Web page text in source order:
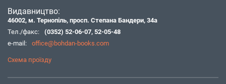
Видавництво:
46002, м. Тернопіль, просп. Степана Бандери, 34а
Тел./факс:
(0352) 52-06-07, 52-05-48
e-mail:
office@bohdan-books.com
Схема проїзду